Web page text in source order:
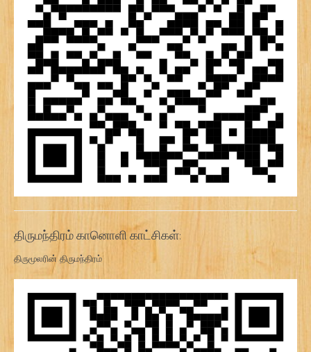
திருமந்திரம் கானொளி காட்சிகள்:
திருமூலரின் திருமந்திரம்